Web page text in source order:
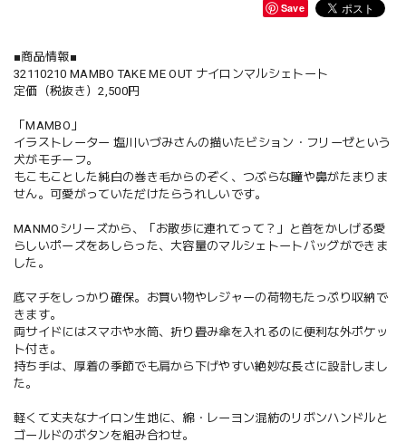
Save
■商品情報■
32110210 MAMBO TAKE ME OUT ナイロンマルシェトート
定価（税抜き）2,500円
「MAMBO」
イラストレーター 塩川いづみさんの描いたビション・フリーゼという
犬がモチーフ。
もこもことした純白の巻き毛からのぞく、つぶらな瞳や鼻がたまりま
せん。可愛がっていただけたらうれしいです。
MANMOシリーズから、「お散歩に連れてって？」と首をかしげる愛
らしいポーズをあしらった、大容量のマルシェトートバッグができま
した。
底マチをしっかり確保。お買い物やレジャーの荷物もたっぷり収納で
きます。
両サイドにはスマホや水筒、折り畳み傘を入れるのに便利な外ポケッ
ト付き。
持ち手は、厚着の季節でも肩から下げやすい絶妙な長さに設計しまし
た。
軽くて丈夫なナイロン生地に、綿・レーヨン混紡のリボンハンドルと
ゴールドのボタンを組み合わせ。